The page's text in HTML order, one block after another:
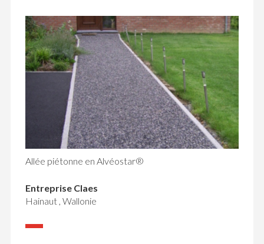
Allée piétonne en Alvéostar®
Entreprise Claes
Hainaut , Wallonie